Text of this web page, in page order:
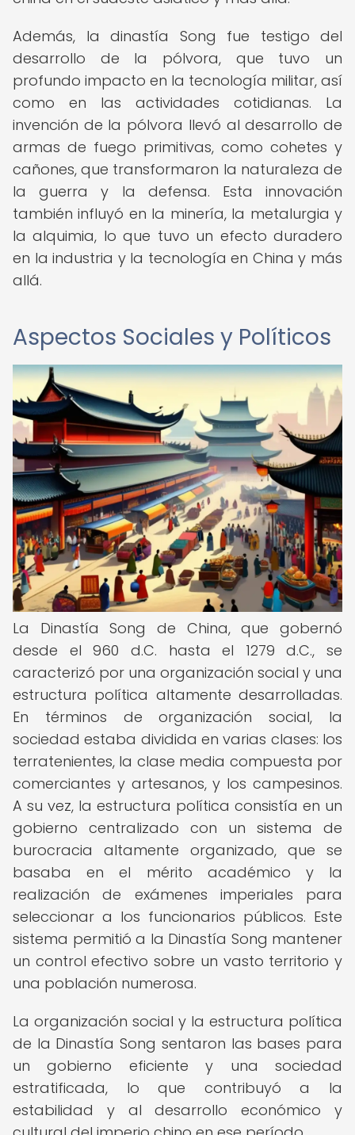
Además, la dinastía Song fue testigo del
desarrollo de la pólvora, que tuvo un
profundo impacto en la tecnología militar, así
como en las actividades cotidianas. La
invención de la pólvora llevó al desarrollo de
armas de fuego primitivas, como cohetes y
cañones, que transformaron la naturaleza de
la guerra y la defensa. Esta innovación
también influyó en la minería, la metalurgia y
la alquimia, lo que tuvo un efecto duradero
en la industria y la tecnología en China y más
allá.
Aspectos Sociales y Políticos
La Dinastía Song de China, que gobernó
desde el 960 d.C. hasta el 1279 d.C., se
caracterizó por una organización social y una
estructura política altamente desarrolladas.
En términos de organización social, la
sociedad estaba dividida en varias clases: los
terratenientes, la clase media compuesta por
comerciantes y artesanos, y los campesinos.
A su vez, la estructura política consistía en un
gobierno centralizado con un sistema de
burocracia altamente organizado, que se
basaba en el mérito académico y la
realización de exámenes imperiales para
seleccionar a los funcionarios públicos. Este
sistema permitió a la Dinastía Song mantener
un control efectivo sobre un vasto territorio y
una población numerosa.
La organización social y la estructura política
de la Dinastía Song sentaron las bases para
un gobierno eficiente y una sociedad
estratificada, lo que contribuyó a la
estabilidad y al desarrollo económico y